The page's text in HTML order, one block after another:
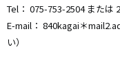
Tel： 075-753-2504 または
E-mail： 840kagai＊
い）